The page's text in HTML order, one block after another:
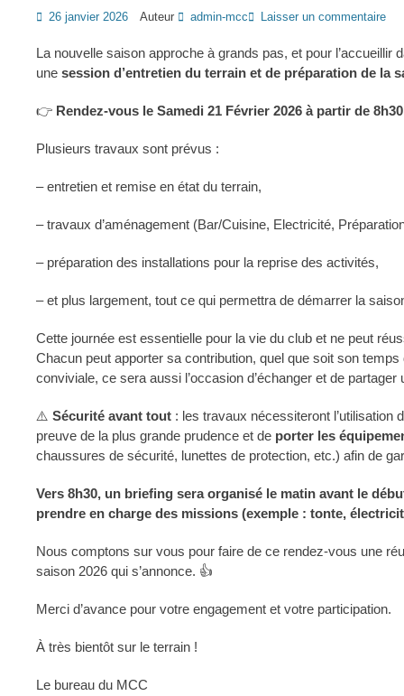
Posted
26 janvier 2026 Auteur admin-mcc Laisser un commentaire
La nouvelle saison approche à grands pas, et pour
une session d’entretien du terrain et de préparation de la
👉 Rendez-vous le Samedi 21 Février 2026 à partir de
Plusieurs travaux sont prévus :
– entretien et remise en état du terrain,
– travaux d’aménagement (Bar/Cuisine, Electricité,
– préparation des installations pour la reprise des activités,
– et plus largement, tout ce qui permettra de démarrer la
Cette journée est essentielle pour la vie du club et ne peut
Chacun peut apporter sa contribution, quel que soit son
conviviale, ce sera aussi l’occasion d’échanger et de
⚠️ Sécurité avant tout : les travaux nécessiteront l’utilisation
preuve de la plus grande prudence et de porter les
chaussures de sécurité, lunettes de protection, etc.) afin de
Vers 8h30, un briefing sera organisé le matin avant le
prendre en charge des missions (exemple : tonte,
Nous comptons sur vous pour faire de ce rendez-vous une
saison 2026 qui s’annonce. 👍
Merci d’avance pour votre engagement et votre participation.
À très bientôt sur le terrain !
Le bureau du MCC